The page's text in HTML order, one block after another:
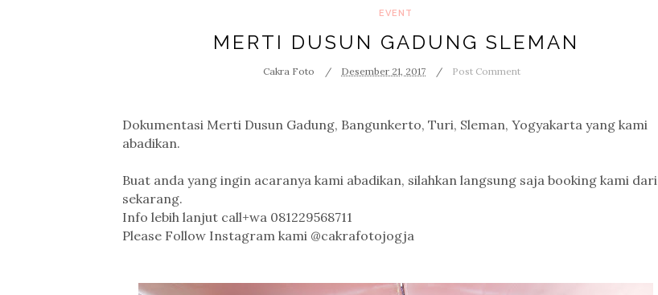
EVENT
MERTI DUSUN GADUNG SLEMAN
Cakra Foto Desember 21, 2017 Post Comment
Dokumentasi Merti Dusun Gadung, Bangunkerto, Turi, Sleman, Yogyakarta yang kami
abadikan.
Buat anda yang ingin acaranya kami abadikan, silahkan langsung saja booking kami dari
sekarang.
Info lebih lanjut call+wa 081229568711
Please Follow Instagram kami @cakrafotojogja